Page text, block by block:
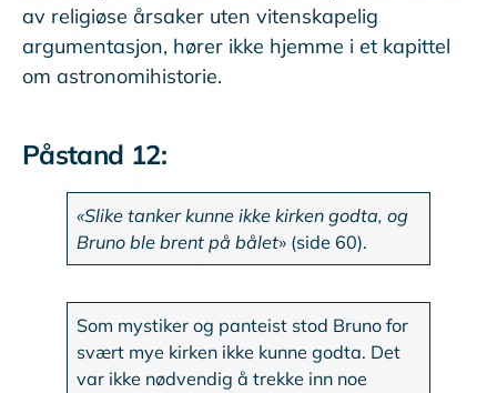
av religiøse årsaker uten vitenskapelig
argumentasjon, hører ikke hjemme i et kapittel
om astronomihistorie.
Påstand 12:
«Slike tanker kunne ikke kirken godta, og
Bruno ble brent på bålet» (side 60).
Som mystiker og panteist stod Bruno for
svært mye kirken ikke kunne godta. Det
var ikke nødvendig å trekke inn noe